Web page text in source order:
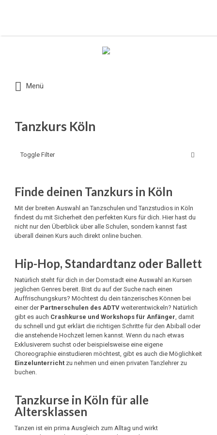
Suchen nach:
Menü
Tanzkurs Köln
Toggle Filter
Finde deinen Tanzkurs in Köln
Mit der breiten Auswahl an Tanzschulen und Tanzstudios in Köln
findest du mit Sicherheit den perfekten Kurs für dich. Hier hast du
nicht nur den Überblick über alle Schulen, sondern kannst fast
überall deinen Kurs auch direkt online buchen.
Hip-Hop, Standardtanz oder Ballett
Natürlich steht für dich in der Domstadt eine Auswahl an Kursen
jeglichen Genres bereit. Bist du auf der Suche nach einen
Auffrischungskurs? Möchtest du dein tänzerisches Können bei
einer der Partnerschulen des ADTV weiterentwickeln? Natürlich
gibt es auch Crashkurse und Workshops für Anfänger, damit
du schnell und gut erklärt die richtigen Schritte für den Abiball oder
die anstehende Hochzeit lernen kannst. Wenn du nach etwas
Exklusiverem suchst oder beispielsweise eine eigene
Choreographie einstudieren möchtest, gibt es auch die Möglichkeit
Einzelunterricht zu nehmen und einen privaten Tanzlehrer zu
buchen.
Tanzkurse in Köln für alle
Altersklassen
Tanzen ist ein prima Ausgleich zum Alltag und wirkt